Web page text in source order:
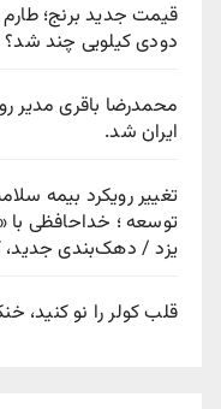
قیمت جدید برنج؛
دودی کیلویی چند شد؟
ایران شد.
تغییر رویکرد بیمه
توسعه ؛ خداحافظی با
یزد / دهک‌بندی جدید،
قلب کولر را نو کنید،